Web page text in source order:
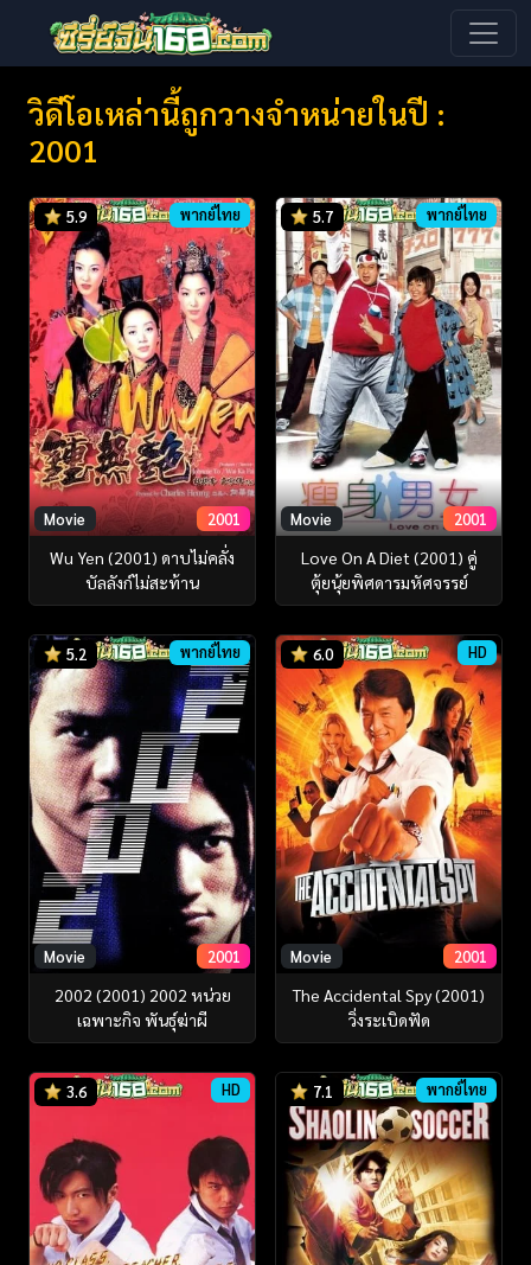
วิดีโอเหล่านี้ถูกวางจำหน่ายในปี :
2001
5.9 พากย์ไทย
Movie 2001
Wu Yen (2001) ดาบไม่คลั่ง
บัลลังก์ไม่สะท้าน
5.7 พากย์ไทย
Movie 2001
Love On A Diet (2001) คู่
ตุ้ยนุ้ยพิศดารมหัศจรรย์
5.2 พากย์ไทย
Movie 2001
2002 (2001) 2002 หน่วย
เฉพาะกิจ พันธุ์ฆ่าผี
6.0 HD
Movie 2001
The Accidental Spy (2001)
วิ่งระเบิดฟัด
3.6 HD 7.1 พากย์ไทย